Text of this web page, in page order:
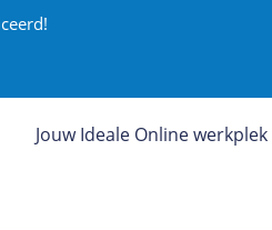
Jouw Ideale Online werkplek